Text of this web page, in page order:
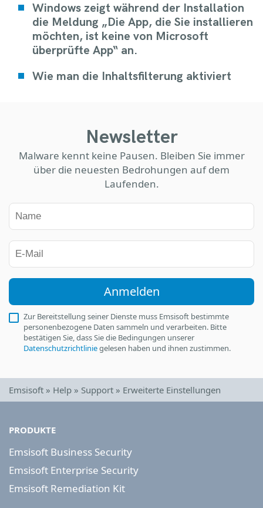
Windows zeigt während der Installation
die Meldung „Die App, die Sie installieren
möchten, ist keine von Microsoft
überprüfte App“ an.
Wie man die Inhaltsfilterung aktiviert
Newsletter
Malware kennt keine Pausen. Bleiben Sie immer
über die neuesten Bedrohungen auf dem
Laufenden.
Anmelden
Zur Bereitstellung seiner Dienste muss Emsisoft bestimmte
personenbezogene Daten sammeln und verarbeiten. Bitte
bestätigen Sie, dass Sie die Bedingungen unserer
Datenschutzrichtliniegelesen haben und ihnen zustimmen.
Emsisoft » Help » Support » Erweiterte Einstellungen
PRODUKTE
Emsisoft Business Security
Emsisoft Enterprise Security
Emsisoft Remediation Kit